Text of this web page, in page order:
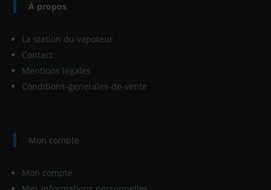
À propos
La station du vapoteur
Contact
Mentions légales
Conditions-generales-de-vente
Mon compte
Mon compte